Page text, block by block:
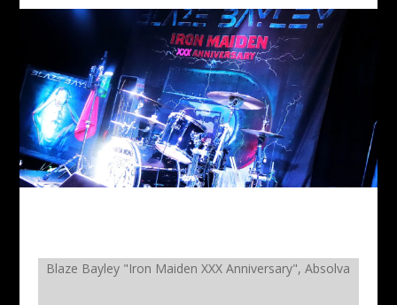
Blaze Bayley "Iron Maiden XXX Anniversary", Absolva